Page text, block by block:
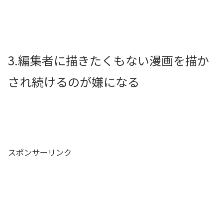
3.編集者に描きたくもない漫画を描か
され続けるのが嫌になる
スポンサーリンク